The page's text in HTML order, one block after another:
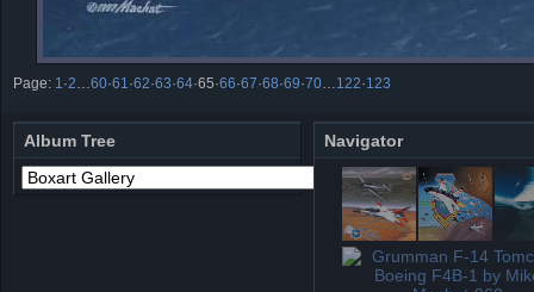
Page: 1 ·2 60·61 ·62·63·64·65·66·67·68·69·70 122·123
Album Tree Navigator